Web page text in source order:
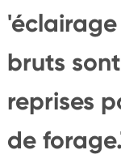
bruts
reprises
de